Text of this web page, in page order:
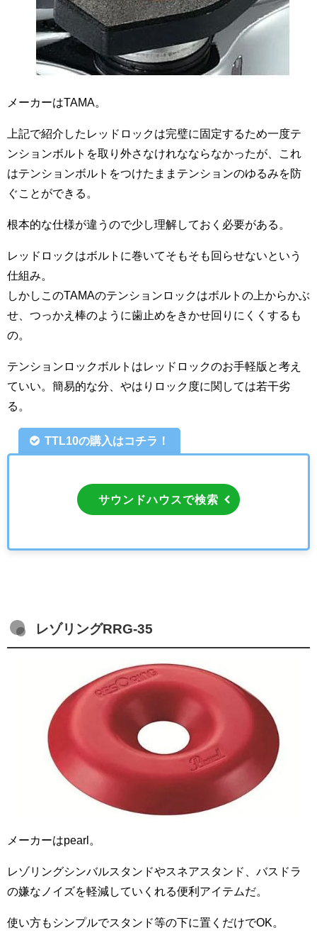
メーカーはTAMA。
上記で紹介したレッドロックは完璧に固定するため一度テ
ンションボルトを取り外さなけれなならなかったが、これ
はテンションボルトをつけたままテンションのゆるみを防
ぐことができる。
根本的な仕様が違うので少し理解しておく必要がある。
レッドロックはボルトに巻いてそもそも回らせないという
仕組み。
しかしこのTAMAのテンションロックはボルトの上からかぶ
せ、つっかえ棒のように歯止めをきかせ回りにくくするも
の。
テンションロックボルトはレッドロックのお手軽版と考え
ていい。簡易的な分、やはりロック度に関しては若干劣
る。
TTL10の購入はコチラ！
サウンドハウスで検索
レゾリングRRG-35
メーカーはpearl。
レゾリングシンバルスタンドやスネアスタンド、バスドラ
の嫌なノイズを軽減していくれる便利アイテムだ。
使い方もシンプルでスタンド等の下に置くだけでOK。